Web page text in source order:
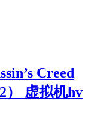
Creed
） 虚拟机hv